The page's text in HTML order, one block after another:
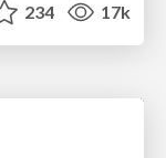
234 17k